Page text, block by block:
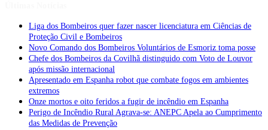
Liga dos Bombeiros quer fazer nascer licenciatura em Ciências de
Proteção Civil e Bombeiros
Novo Comando dos Bombeiros Voluntários de Esmoriz toma posse
Chefe dos Bombeiros da Covilhã distinguido com Voto de Louvor
após missão internacional
Apresentado em Espanha robot que combate fogos em ambientes
extremos
Onze mortos e oito feridos a fugir de incêndio em Espanha
Perigo de Incêndio Rural Agrava-se: ANEPC Apela ao Cumprimento
das Medidas de Prevenção